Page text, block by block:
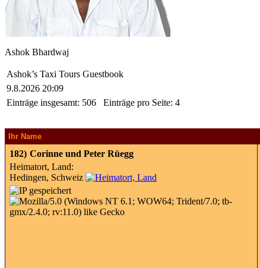
Ashok Bhardwaj
Ashok’s Taxi Tours Guestbook
9.8.2026 20:09
Einträge insgesamt: 506 Einträge pro Seite: 4
Ihr Name
182) Corinne und Peter Rüegg
Heimatort, Land:
Hedingen, Schweiz